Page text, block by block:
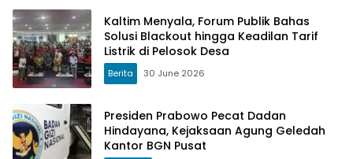
Kaltim Menyala, Forum Publik Bahas
Solusi Blackout hingga Keadilan Tarif
Listrik di Pelosok Desa
Berita 30 June 2026
Presiden Prabowo Pecat Dadan
Hindayana, Kejaksaan Agung Geledah
Kantor BGN Pusat